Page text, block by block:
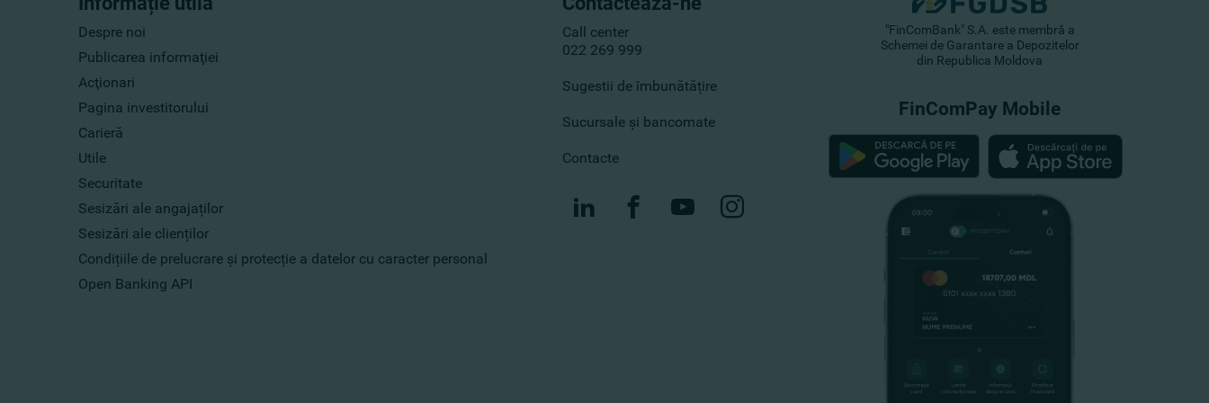
Despre noi
Publicarea informaţiei
Acţionari
Pagina investitorului
Carieră
Utile
Securitate
Sesizări ale angajaților
Sesizări ale clienților
Condițiile de prelucrare și protecție a datelor cu caracter personal
Open Banking API
Call center
022 269 999
Sugestii de îmbunătățire
Sucursale și bancomate
Contacte
"FinComBank" S.A. este membră a
Schemei de Garantare a Depozitelor
din Republica Moldova
FinComPay Mobile